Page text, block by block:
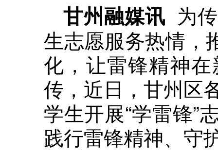
甘州融媒讯 为
生志愿服务热情，
化，让雷锋精神
传，近日，甘州区
学生开展“学雷锋”
践行雷锋精神、守